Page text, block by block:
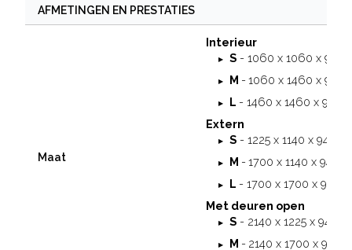
AFMETINGEN EN PRESTATIES
Maat
Interieur
S - 1060 x 1060 x 940
M - 1060 x 1460 x 940
L - 1460 x 1460 x 940
Extern
S - 1225 x 1140 x 940
M - 1700 x 1140 x 940
L - 1700 x 1700 x 940
Met deuren open
S - 2140 x 1225 x 940
M - 2140 x 1700 x 940